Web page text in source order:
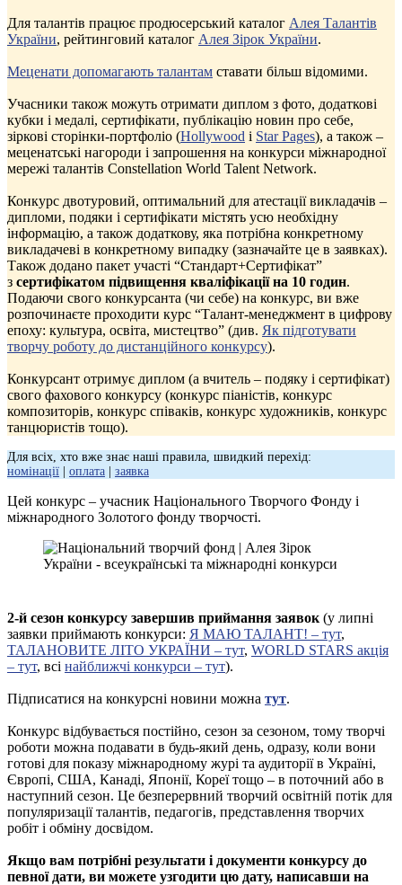
Для талантів працює продюсерський каталог Алея Талантів
України, рейтинговий каталог Алея Зірок України.
Меценати допомагають талантам ставати більш відомими.
Учасники також можуть отримати диплом з фото, додаткові
кубки і медалі, сертифікати, публікацію новин про себе,
зіркові сторінки-портфоліо (Hollywood і Star Pages), а також –
меценатські нагороди і запрошення на конкурси міжнародної
мережі талантів Constellation World Talent Network.
Конкурс двотуровий, оптимальний для атестації викладачів –
дипломи, подяки і сертифікати містять усю необхідну
інформацію, а також додаткову, яка потрібна конкретному
викладачеві в конкретному випадку (зазначайте це в заявках).
Також додано пакет участі “Стандарт+Сертифікат”
з сертифікатом підвищення кваліфікації на 10 годин.
Подаючи свого конкурсанта (чи себе) на конкурс, ви вже
розпочинаєте проходити курс “Талант-менеджмент в цифрову
епоху: культура, освіта, мистецтво” (див. Як підготувати
творчу роботу до дистанційного конкурсу).
Конкурсант отримує диплом (а вчитель – подяку і сертифікат)
свого фахового конкурсу (конкурс піаністів, конкурс
композиторів, конкурс співаків, конкурс художників, конкурс
танцюристів тощо).
Для всіх, хто вже знає наші правила, швидкий перехід:
номінації
оплата заявка
Цей конкурс – учасник Національного Творчого Фонду і
міжнародного Золотого фонду творчості.
2-й сезон конкурсу завершив приймання заявок (у липні
заявки приймають конкурси: Я МАЮ ТАЛАНТ! – тут,
ТАЛАНОВИТЕ ЛІТО УКРАЇНИ – тут, WORLD STARS акція
– тут, всі найближчі конкурси – тут).
Підписатися на конкурсні новини можна тут.
Конкурс відбувається постійно, сезон за сезоном, тому творчі
роботи можна подавати в будь-який день, одразу, коли вони
готові для показу міжнародному журі та аудиторії в Україні,
Європі, США, Канаді, Японії, Кореї тощо – в поточний або в
наступний сезон. Це безперервний творчий освітній потік для
популяризації талантів, педагогів, представлення творчих
робіт і обміну досвідом.
Якщо вам потрібні результати і документи конкурсу до
певної дати, ви можете узгодити цю дату, написавши на